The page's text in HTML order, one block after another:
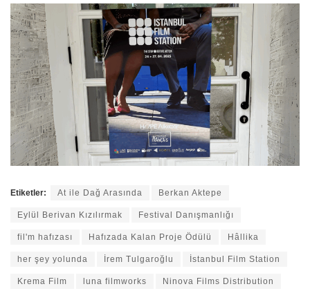
Etiketler: At ile Dağ Arasında Berkan Aktepe
Eylül Berivan Kızılırmak Festival Danışmanlığı
fil'm hafızası Hafızada Kalan Proje Ödülü Hâllika
her şey yolunda İrem Tulgaroğlu İstanbul Film Station
Krema Film luna filmworks Ninova Films Distribution